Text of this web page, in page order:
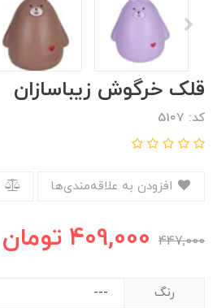
قلک خرگوش زیباسازان
کد: 5107
447,000
409,000 تومان
رنگ